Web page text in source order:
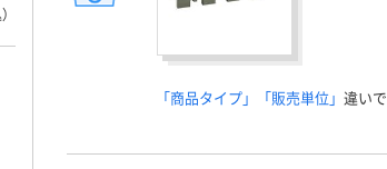
「商品タイプ」「販売単位」 違い